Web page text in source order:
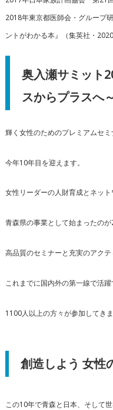
2018年東京都医師会・グループ
ントがわかる本』（集英社・2020
奥入瀬サミット
スからプラスへ
輝く女性のためのプレミアムセミ
今年10年目を迎えます。
女性リーダーの人財育成とネット
青森県の事業として始まったのが
高品質のセミナーと充実のアクテ
これまでに国内外の第一線で活
1100人以上の方々が参加してきま
創造しよう 女性
この10年で青森と日本、そして